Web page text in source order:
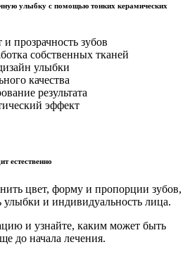
улыбку с помощью тонких керамических
прозрачность зубов
собственных тканей
улыбки
качества
результата
эффект
естественно
цвет, форму и пропорции зубов,
улыбки и индивидуальность лица.
и узнайте, каким может быть
до начала лечения.